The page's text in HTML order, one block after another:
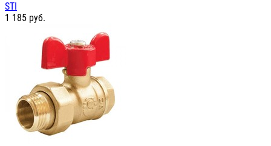
STI
1 185 руб.